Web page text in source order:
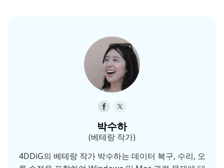
박수하
(베테랑 작가)
4DDiG의 베테랑 작가 박수하는 데이터 복구, 수리, 오